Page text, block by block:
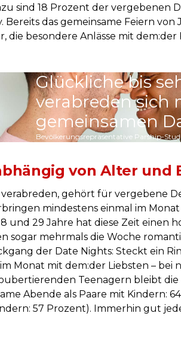
sind 18 Prozent der vergebenen
das gemeinsame Feiern von
die besondere Anlässe mit
Glückliche bis
verabreden sich
gemeinsamen
Bevölkerungsrepräsentative Parship-
von Alter und
gehört für vergebene
mindestens einmal im
und 29 Jahre hat diese Zeit einen
sogar mehrmals die Woche
der Date Nights: Steckt ein
Monat mit dem:der Liebsten – bei
Teenagern bleibt
Abende als Paare mit Kindern:
57 Prozent). Immerhin gut